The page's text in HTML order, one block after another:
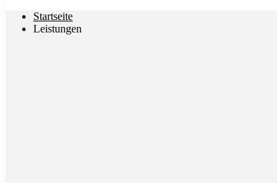
Startseite
Leistungen